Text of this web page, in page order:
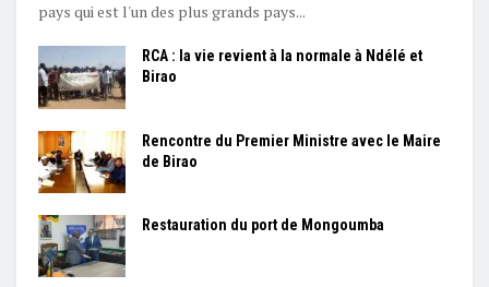
pays qui est l'un des plus grands pays...
RCA : la vie revient à la normale à Ndélé et
Birao
Rencontre du Premier Ministre avec le Maire
de Birao
Restauration du port de Mongoumba